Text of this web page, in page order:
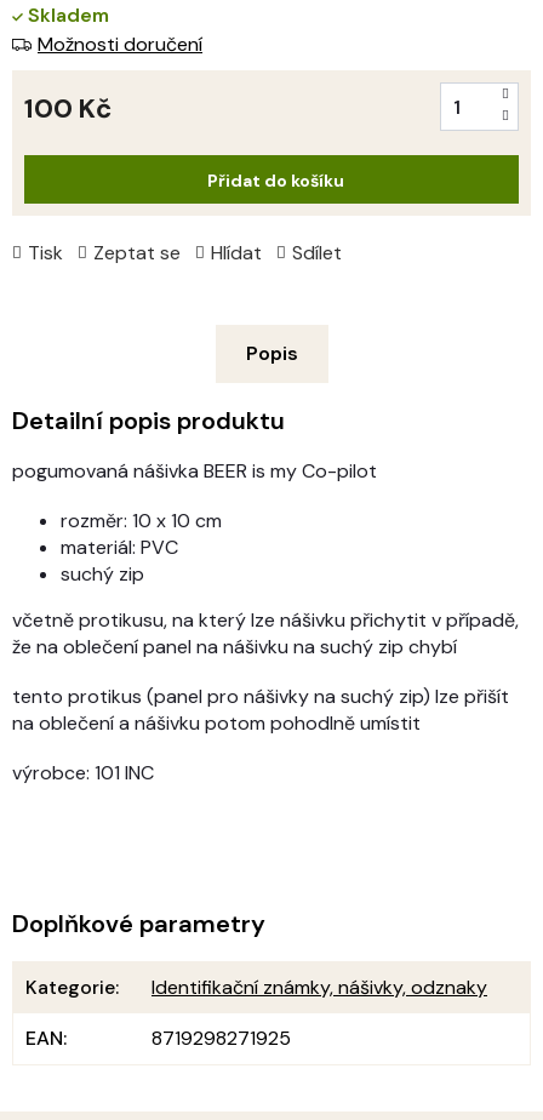
Tisk Zeptat se Hlídat Sdílet
Skladem
Možnosti doručení
100 Kč
Přidat do košíku
Popis
Detailní popis produktu
pogumovaná nášivka BEER is my Co-pilot
rozměr: 10 x 10 cm
materiál: PVC
suchý zip
včetně protikusu, na který lze nášivku přichytit v případě,
že na oblečení panel na nášivku na suchý zip chybí
tento protikus (panel pro nášivky na suchý zip) lze přišít
na oblečení a nášivku potom pohodlně umístit
výrobce: 101 INC
Doplňkové parametry
Kategorie:
Identifikační známky, nášivky, odznaky
EAN: 8719298271925